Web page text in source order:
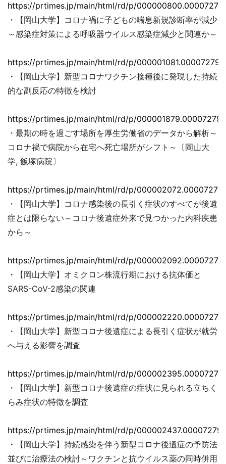
https://prtimes.jp/main/html/rd/p/
・【岡山大学】コロナ禍に子どもの喘息新規診断率が減少
～感染症対策による呼吸器ウイルス感染症減少と関連か～
https://prtimes.jp/main/html/rd/p/
・【岡山大学】新型コロナワクチン接種後に発現した持続
的な副反応の特徴を検討
https://prtimes.jp/main/html/rd/p/
・最期の時を過ごす場所を厚生労働省のデータから解析～
コロナ禍で病院から在宅へ死亡場所がシフト～〔岡山大
学, 飯塚病院〕
https://prtimes.jp/main/html/rd/p/
・【岡山大学】コロナ感染後の長引く症状のすべてが後遺
症とは限らない～コロナ後遺症外来で見つかった内科疾患
から～
https://prtimes.jp/main/html/rd/p/
・【岡山大学】オミクロン株流行期における抗体価と
SARS-CoV-2感染の関連
https://prtimes.jp/main/html/rd/p/
・【岡山大学】新型コロナ後遺症による長引く症状が就労
へ与える影響を調査
https://prtimes.jp/main/html/rd/p/
・【岡山大学】新型コロナ後遺症の症状に見られる立ちく
らみ症状の特徴を調査
https://prtimes.jp/main/html/rd/p/
・【岡山大学】持続感染を伴う新型コロナ後遺症の予防法
並びに治療法の検討～ワクチンと抗ウイルス薬の同時併用